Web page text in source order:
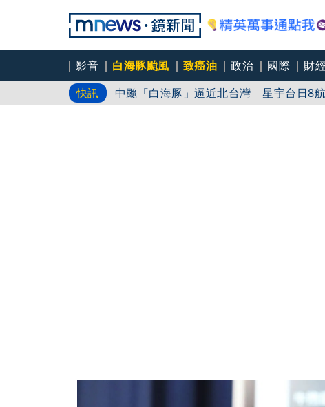
影音 白海豚颱風 致癌油 政治 國際 財經
快訊
中颱「白海豚」逼近北台灣 星宇台日8
笑著笑著就哭了 被遺忘的日本喜劇天才